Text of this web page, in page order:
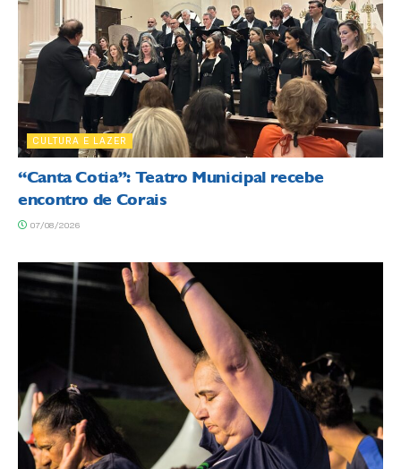
CULTURA E LAZER
“Canta Cotia”: Teatro Municipal recebe
encontro de Corais
07/08/2026